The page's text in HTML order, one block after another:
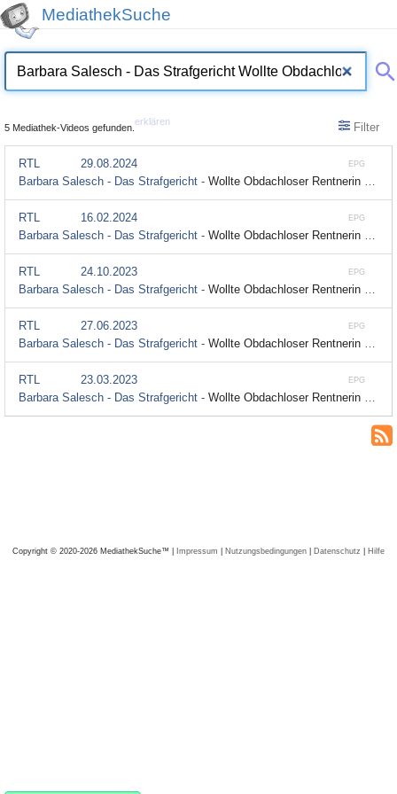
MediathekSuche
5 Mediathek-Videos gefunden.
erklären Filter
EPG
RTL
29.08.2024
Barbara Salesch - Das Strafgericht - Wollte Obdachloser Rentnerin ausrauben, obwohl sie ihn bei sich wohnen ließ?; Staffel 3, Folge 4
EPG
RTL
16.02.2024
Barbara Salesch - Das Strafgericht - Wollte Obdachloser Rentnerin ausrauben, obwohl sie ihn bei sich wohnen ließ?; Staffel 3, Folge 4
EPG
RTL
24.10.2023
Barbara Salesch - Das Strafgericht - Wollte Obdachloser Rentnerin ausrauben, obwohl sie ihn bei sich wohnen ließ?; Staffel 3, Folge 4
EPG
RTL
27.06.2023
Barbara Salesch - Das Strafgericht - Wollte Obdachloser Rentnerin ausrauben, obwohl sie ihn bei sich wohnen ließ?; Staffel 3, Folge 4
EPG
RTL
23.03.2023
Barbara Salesch - Das Strafgericht - Wollte Obdachloser Rentnerin ausrauben, obwohl sie ihn bei sich wohnen ließ?; Staffel 3, Folge 4
Copyright © 2020-2026 MediathekSuche™ | Impressum | Nutzungsbedingungen | Datenschutz | Hilfe